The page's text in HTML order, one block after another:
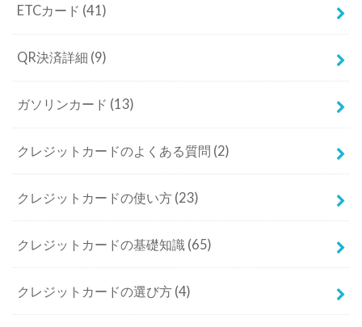
ETCカード (41)
QR決済詳細 (9)
ガソリンカード (13)
クレジットカードのよくある質問 (2)
クレジットカードの使い方 (23)
クレジットカードの基礎知識 (65)
クレジットカードの選び方 (4)